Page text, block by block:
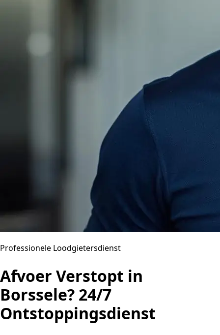
Professionele Loodgietersdienst
Afvoer Verstopt in
Borssele? 24/7
Ontstoppingsdienst